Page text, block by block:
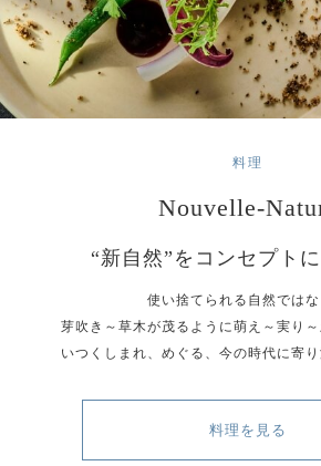
料理
Nouvelle-
“新自然”をコンセプト
使い捨てられる自然ではな
芽吹き～草木が茂るように萌え～実り～
いつくしまれ、めぐる、今の時代に寄り
料理を見る